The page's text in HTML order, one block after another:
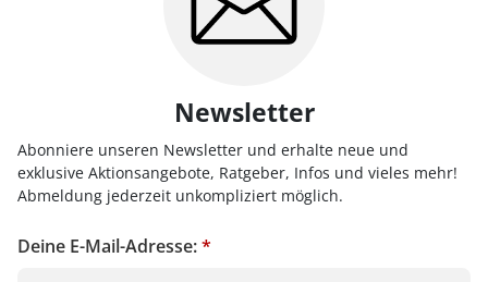
Newsletter
Abonniere unseren Newsletter und erhalte neue und
exklusive Aktionsangebote, Ratgeber, Infos und vieles mehr!
Abmeldung jederzeit unkompliziert möglich.
Deine E-Mail-Adresse:*